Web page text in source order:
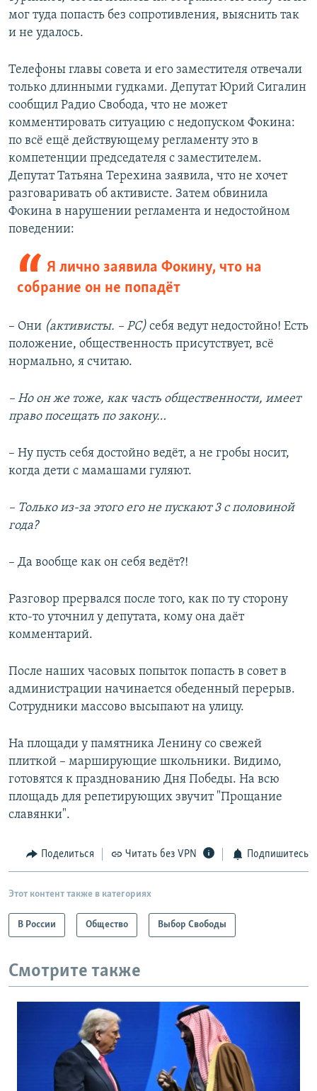
мог туда попасть без сопротивления, выяснить так
и не удалось.
Телефоны главы совета и его заместителя отвечали
только длинными гудками. Депутат Юрий Сигалин
сообщил Радио Свобода, что не может
комментировать ситуацию с недопуском Фокина:
по всё ещё действующему регламенту это в
компетенции председателя с заместителем.
Депутат Татьяна Терехина заявила, что не хочет
разговаривать об активисте. Затем обвинила
Фокина в нарушении регламента и недостойном
поведении:
Я лично заявила Фокину, что на
собрание он не попадёт
– Они (активисты. – РС) себя ведут недостойно! Есть
положение, общественность присутствует, всё
нормально, я считаю.
– Но он же тоже, как часть общественности, имеет
право посещать по закону…
– Ну пусть себя достойно ведёт, а не гробы носит,
когда дети с мамашами гуляют.
– Только из-за этого его не пускают 3 с половиной
года?
– Да вообще как он себя ведёт?!
Разговор прервался после того, как по ту сторону
кто-то уточнил у депутата, кому она даёт
комментарий.
После наших часовых попыток попасть в совет в
администрации начинается обеденный перерыв.
Сотрудники массово высыпают на улицу.
На площади у памятника Ленину со свежей
плиткой – марширующие школьники. Видимо,
готовятся к празднованию Дня Победы. На всю
площадь для репетирующих звучит "Прощание
славянки".
Поделиться Читать без VPN Подпишитесь
Этот контент также в категориях
В России Общество Выбор Свободы
Смотрите также